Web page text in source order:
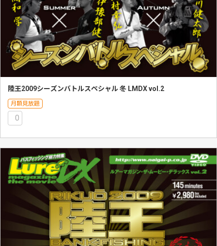
陸王2009シーズンバトルスペシャル 冬 LMDX vol.2
月額見放題
0